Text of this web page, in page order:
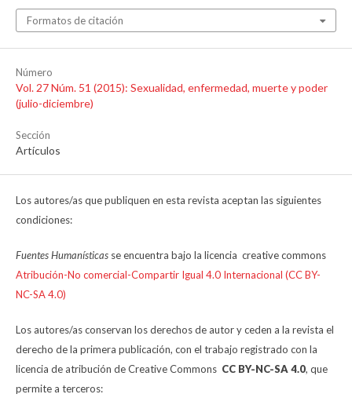
Formatos de citación
Número
Vol. 27 Núm. 51 (2015): Sexualidad, enfermedad, muerte y poder
(julio-diciembre)
Sección
Artículos
Los autores/as que publiquen en esta revista aceptan las siguientes
condiciones:
Fuentes Humanísticas se encuentra bajo la licencia creative commons
Atribución-No comercial-Compartir Igual 4.0 Internacional (CC BY-
NC-SA 4.0)
Los autores/as conservan los derechos de autor y ceden a la revista el
derecho de la primera publicación, con el trabajo registrado con la
licencia de atribución de Creative Commons CC BY-NC-SA 4.0, que
permite a terceros: